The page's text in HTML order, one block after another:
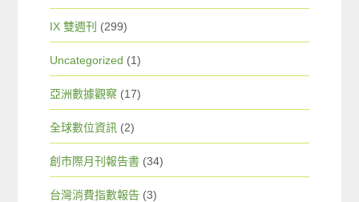
IX 雙週刊 (299)
Uncategorized (1)
亞洲數據觀察 (17)
全球數位資訊 (2)
創市際月刊報告書 (34)
台灣消費指數報告 (3)